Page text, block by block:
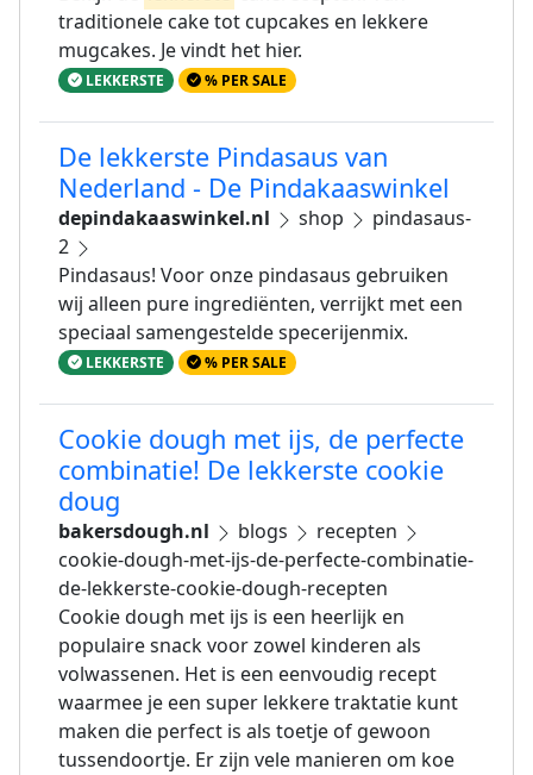
traditionele cake tot cupcakes en lekkere
mugcakes. Je vindt het hier.
LEKKERSTE % PER SALE
De lekkerste Pindasaus van
Nederland - De Pindakaaswinkel
depindakaaswinkel.nl shop
pindasaus-
2
Pindasaus! Voor onze pindasaus gebruiken
wij alleen pure ingrediënten, verrijkt met een
speciaal samengestelde specerijenmix.
LEKKERSTE % PER SALE
Cookie dough met ijs, de perfecte
combinatie! De lekkerste cookie
doug
bakersdough.nl blogs
recepten
cookie-dough-met-ijs-de-perfecte-combinatie-
de-lekkerste-cookie-dough-recepten
Cookie dough met ijs is een heerlijk en
populaire snack voor zowel kinderen als
volwassenen. Het is een eenvoudig recept
waarmee je een super lekkere traktatie kunt
maken die perfect is als toetje of gewoon
tussendoortje. Er zijn vele manieren om koe